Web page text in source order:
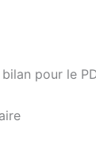
pour le